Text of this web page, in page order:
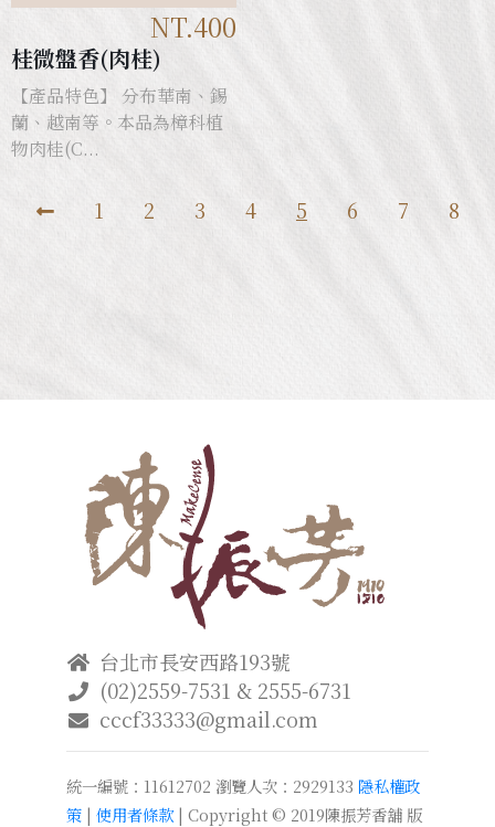
NT.400
桂微盤香(肉桂)
【產品特色】 分布華南、錫
蘭、越南等。本品為樟科植
物肉桂(C...
1 2 3 4 5 6 7 8
台北市長安西路193號
(02)2559-7531 & 2555-6731
cccf33333@gmail.com
統一編號：11612702 瀏覽人次：2929133 隱私權政
策| 使用者條款| Copyright © 2019陳振芳香舖 版